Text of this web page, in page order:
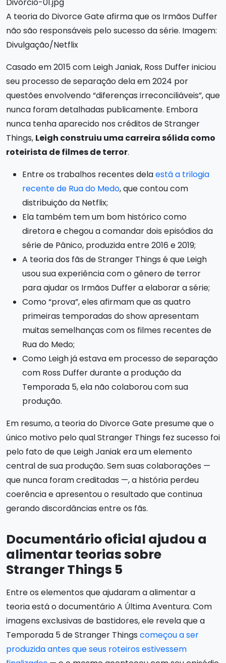
A teoria do Divorce Gate afirma que os Irmãos Duffer
não são responsáveis pelo sucesso da série. Imagem:
Divulgação/Netflix
Casado em 2015 com Leigh Janiak, Ross Duffer iniciou
seu processo de separação dela em 2024 por
questões envolvendo “diferenças irreconciliáveis”, que
nunca foram detalhadas publicamente. Embora
nunca tenha aparecido nos créditos de Stranger
Things, Leigh construiu uma carreira sólida como
roteirista de filmes de terror.
Entre os trabalhos recentes delaestá a trilogia
recente de Rua do Medo, que contou com
distribuição da Netflix;
Ela também tem um bom histórico como
diretora e chegou a comandar dois episódios da
série de Pânico, produzida entre 2016 e 2019;
A teoria dos fãs de Stranger Things é que Leigh
usou sua experiência com o gênero de terror
para ajudar os Irmãos Duffer a elaborar a série;
Como “prova”, eles afirmam que as quatro
primeiras temporadas do show apresentam
muitas semelhanças com os filmes recentes de
Rua do Medo;
Como Leigh já estava em processo de separação
com Ross Duffer durante a produção da
Temporada 5, ela não colaborou com sua
produção.
Em resumo, a teoria do Divorce Gate presume que o
único motivo pelo qual Stranger Things fez sucesso foi
pelo fato de que Leigh Janiak era um elemento
central de sua produção. Sem suas colaborações —
que nunca foram creditadas —, a história perdeu
coerência e apresentou o resultado que continua
gerando discordâncias entre os fãs.
Documentário oficial ajudou a
alimentar teorias sobre
Stranger Things 5
Entre os elementos que ajudaram a alimentar a
teoria está o documentário A Última Aventura. Com
imagens exclusivas de bastidores, ele revela que a
Temporada 5 de Stranger Things começou a ser
produzida antes que seus roteiros estivessem